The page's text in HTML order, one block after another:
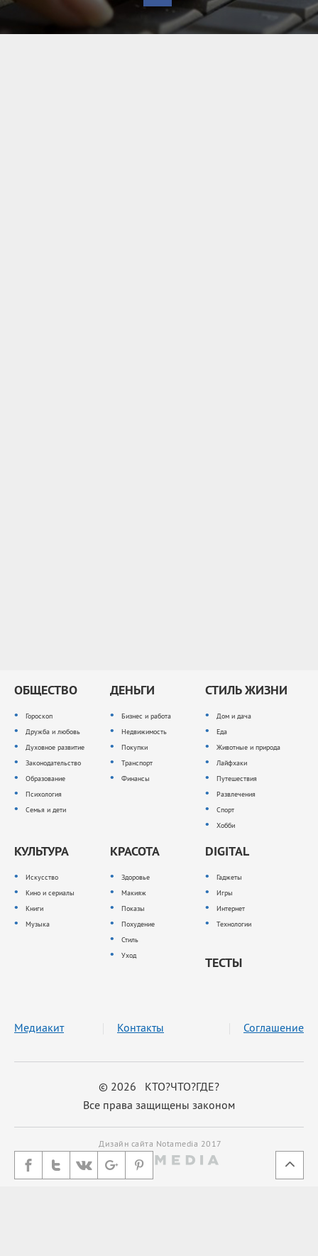
ОБЩЕСТВО
Гороскоп
Дружба и любовь
Духовное развитие
Законодательство
Образование
Психология
Семья и дети
ДЕНЬГИ
Бизнес и работа
Недвижимость
Покупки
Транспорт
Финансы
СТИЛЬ ЖИЗНИ
Дом и дача
Еда
Животные и природа
Лайфхаки
Путешествия
Развлечения
Спорт
Хобби
КУЛЬТУРА
Искусство
Кино и сериалы
Книги
Музыка
КРАСОТА
Здоровье
Макияж
Показы
Похудение
Стиль
Уход
DIGITAL
Гаджеты
Игры
Интернет
Технологии
ТЕСТЫ
© 2026 КТО?ЧТО?ГДЕ?
Все права защищены законом
Медиакит Контакты Соглашение
Дизайн сайта Notamedia 2017